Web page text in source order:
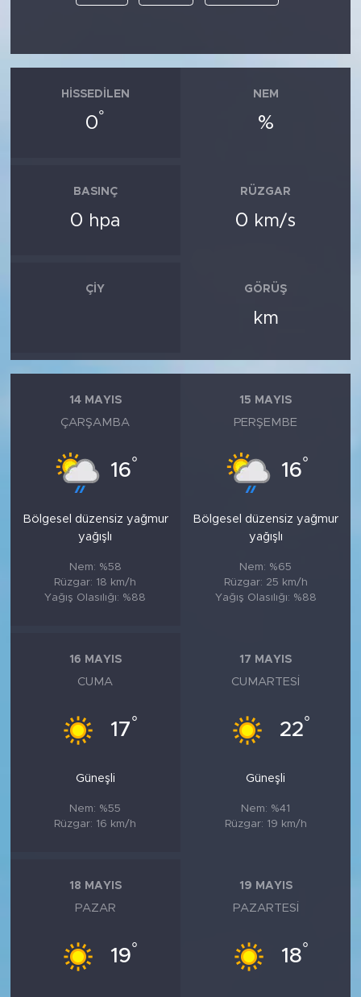
HISSEDILEN
0°
NEM
%
BASINÇ
0 hpa
RÜZGAR
0 km/s
ÇIY GÖRÜŞ
km
14 MAYIS
ÇARŞAMBA
16°
Bölgesel düzensiz yağmur
yağışlı
Nem: %58
Rüzgar: 18 km/h
Yağış Olasılığı: %88
15 MAYIS
PERŞEMBE
16°
Bölgesel düzensiz yağmur
yağışlı
Nem: %65
Rüzgar: 25 km/h
Yağış Olasılığı: %88
16 MAYIS
CUMA
17°
Güneşli
Nem: %55
Rüzgar: 16 km/h
17 MAYIS
CUMARTESI
22°
Güneşli
Nem: %41
Rüzgar: 19 km/h
18 MAYIS
PAZAR
19°
19 MAYIS
PAZARTESI
18°